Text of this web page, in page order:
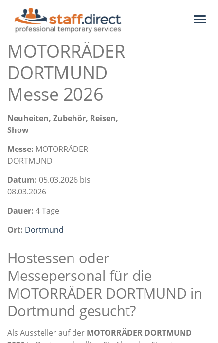
Toggle
MOTORRÄDER
DORTMUND
Messe 2026
Neuheiten, Zubehör, Reisen,
Show
Messe: MOTORRÄDER
DORTMUND
Datum: 05.03.2026 bis
08.03.2026
Dauer: 4 Tage
Ort: Dortmund
Hostessen oder
Messepersonal für die
MOTORRÄDER DORTMUND in
Dortmund gesucht?
Als Aussteller auf der MOTORRÄDER DORTMUND